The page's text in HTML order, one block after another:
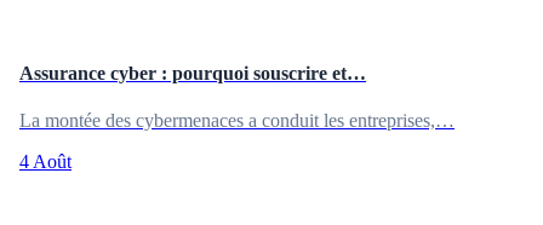
Assurance cyber : pourquoi souscrire et…
La montée des cybermenaces a conduit les entreprises,…
4 Août